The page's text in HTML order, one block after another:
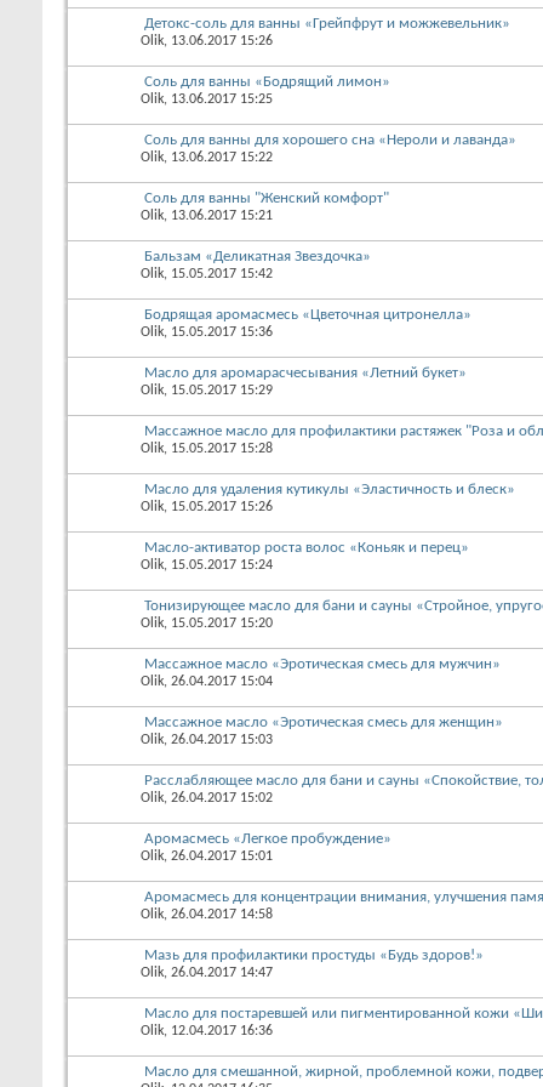
Детокс-соль для ванны «Грейпфрут и можжевельник»
Olik, 13.06.2017 15:26
Соль для ванны «Бодрящий лимон»
Olik, 13.06.2017 15:25
Соль для ванны для хорошего сна «Нероли и лаванда»
Olik, 13.06.2017 15:22
Соль для ванны "Женский комфорт"
Olik, 13.06.2017 15:21
Бальзам «Деликатная Звездочка»
Olik, 15.05.2017 15:42
Бодрящая аромасмесь «Цветочная цитронелла»
Olik, 15.05.2017 15:36
Масло для аромарасчесывания «Летний букет»
Olik, 15.05.2017 15:29
Массажное масло для профилактики растяжек "Роза и
Olik, 15.05.2017 15:28
Масло для удаления кутикулы «Эластичность и блеск»
Olik, 15.05.2017 15:26
Масло-активатор роста волос «Коньяк и перец»
Olik, 15.05.2017 15:24
Тонизирующее масло для бани и сауны «Стройное,
Olik, 15.05.2017 15:20
Массажное масло «Эротическая смесь для мужчин»
Olik, 26.04.2017 15:04
Массажное масло «Эротическая смесь для женщин»
Olik, 26.04.2017 15:03
Расслабляющее масло для бани и сауны «Спокойствие,
Olik, 26.04.2017 15:02
Аромасмесь «Легкое пробуждение»
Olik, 26.04.2017 15:01
Аромасмесь для концентрации внимания, улучшения
Olik, 26.04.2017 14:58
Мазь для профилактики простуды «Будь здоров!»
Olik, 26.04.2017 14:47
Масло для постаревшей или пигментированной кожи
Olik, 12.04.2017 16:36
Масло для смешанной, жирной, проблемной кожи,